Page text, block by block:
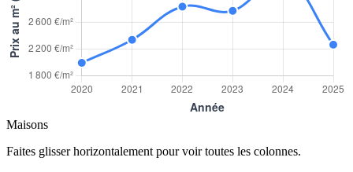
Maisons
Faites glisser horizontalement pour voir toutes les colonnes.